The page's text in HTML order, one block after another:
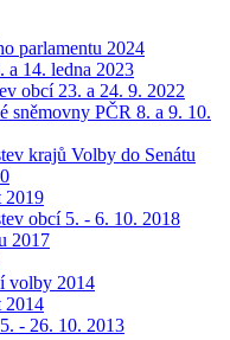
parlamentu 2024
a 14. ledna 2023
obcí 23. a 24. 9. 2022
sněmovny PČR 8. a 9. 10.
krajů Volby do Senátu
2019
obcí 5. - 6. 10. 2018
2017
volby 2014
2014
- 26. 10. 2013